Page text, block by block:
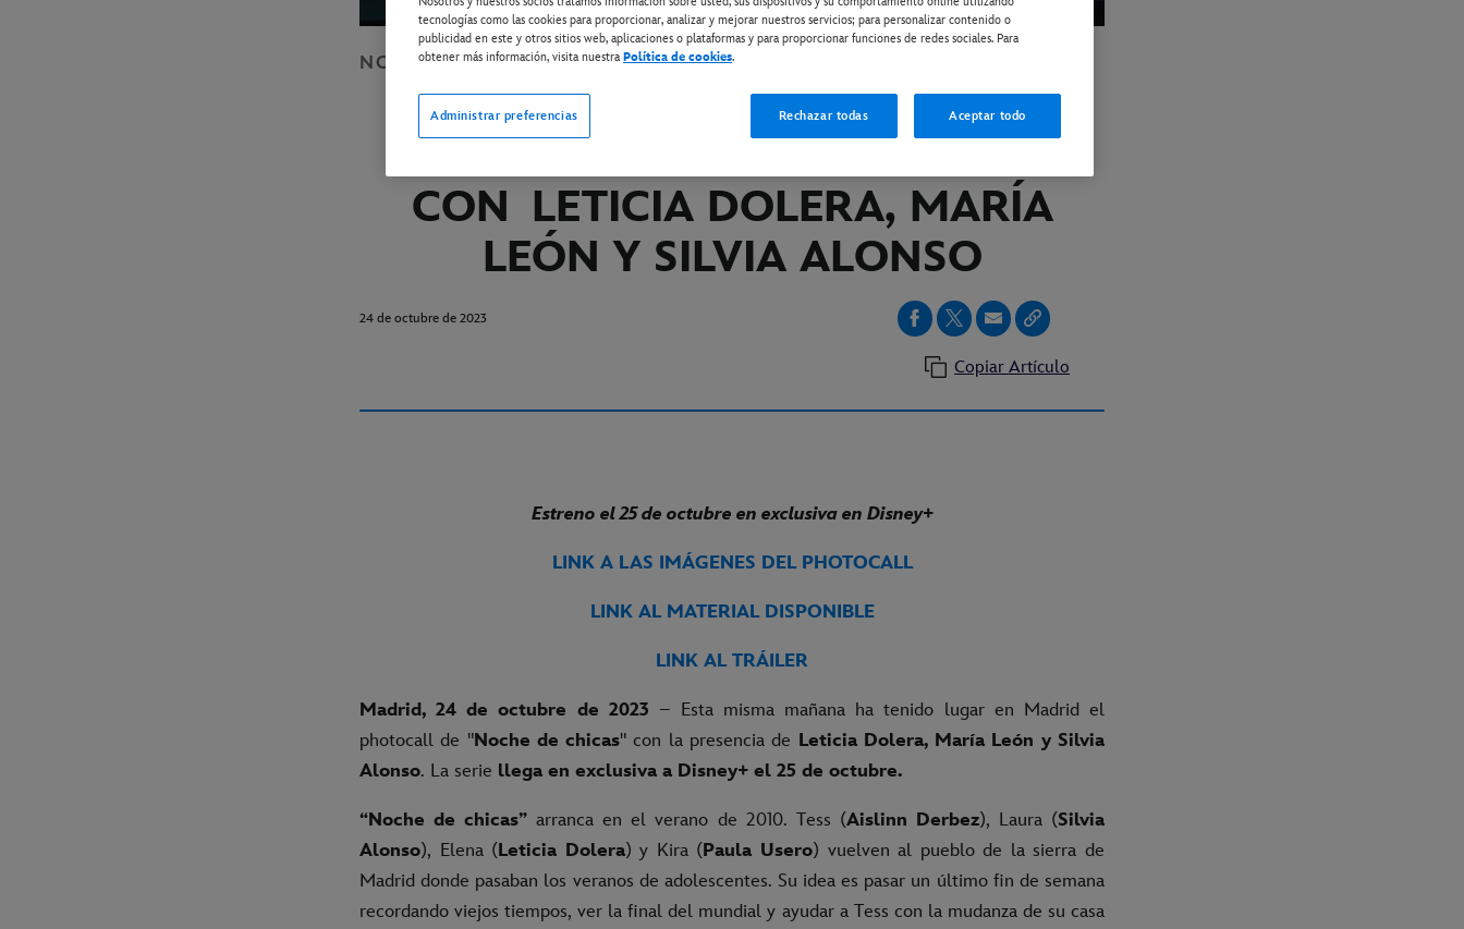
NOTICIAS DISNEY+
“NOCHE DE CHICAS”YA
CON LETICIA DOLERA, MARÍA
LEÓN Y SILVIA ALONSO
24 de octubre de 2023
Copiar Artículo
Estreno el 25 de octubre en exclusiva en Disney+
LINK A LAS IMÁGENES DEL PHOTOCALL
LINK AL MATERIAL DISPONIBLE
LINK AL TRÁILER
Madrid, 24 de octubre de 2023 – Esta misma mañana ha tenido lugar en Madrid el
photocall de "Noche de chicas" con la presencia de Leticia Dolera, María León y Silvia
Alonso. La serie llega en exclusiva a Disney+ el 25 de octubre.
“Noche de chicas”arranca en el verano de 2010. Tess (Aislinn Derbez), Laura (Silvia
Alonso), Elena (Leticia Dolera) y Kira (Paula Usero) vuelven al pueblo de la sierra de
Madrid donde pasaban los veranos de adolescentes. Su idea es pasar un último fin de semana
recordando viejos tiempos, ver la final del mundial y ayudar a Tess con la mudanza de su casa
tecnologías como las cookies para proporcionar, analizar y mejorar nuestros servicios; para personalizar contenido o
publicidad en este y otros sitios web, aplicaciones o plataformas y para proporcionar funciones de redes sociales. Para
obtener más información, visita nuestraPolítica de cookies.
Administrar preferencias Rechazar todas Aceptar todo